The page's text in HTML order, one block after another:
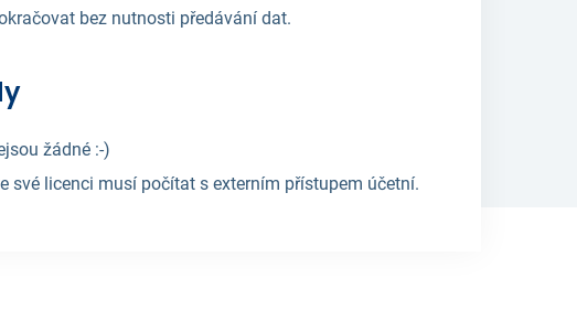
bez nutnosti předávání dat.
žádné :-)
své licenci musí počítat s externím přístupem účetní.